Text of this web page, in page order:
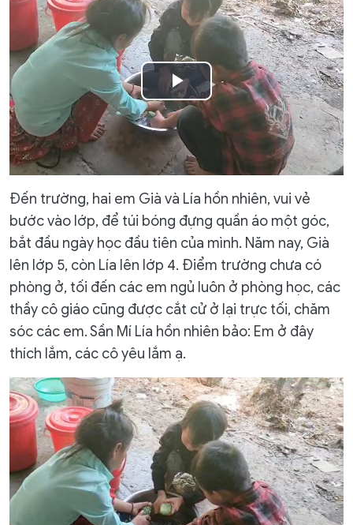
Play
Video
Đến trường, hai em Già và Lía hồn nhiên, vui vẻ
bước vào lớp, để túi bóng đựng quần áo một góc,
bắt đầu ngày học đầu tiên của mình. Năm nay, Già
lên lớp 5, còn Lía lên lớp 4. Điểm trường chưa có
phòng ở, tối đến các em ngủ luôn ở phòng học, các
thầy cô giáo cũng được cắt cử ở lại trực tối, chăm
sóc các em. Sần Mí Lía hồn nhiên bảo: Em ở đây
thích lắm, các cô yêu lắm ạ.